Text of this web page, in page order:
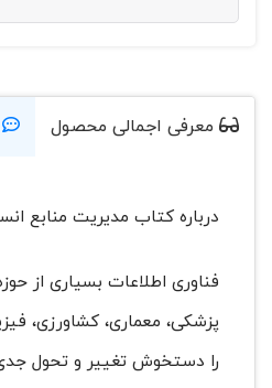
معرفی اجمالی محصول
درباره کتاب مدیریت منابع
فناوری اطلاعات بسیاری از
پزشکی، معماری، کشاورزی،
را دستخوش تغییر و تحول